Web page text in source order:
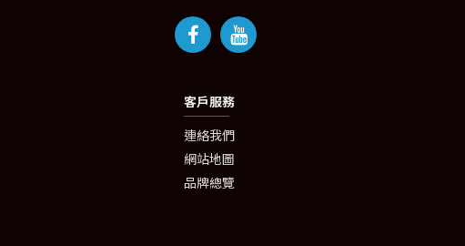
客戶服務
連絡我們
網站地圖
品牌總覽